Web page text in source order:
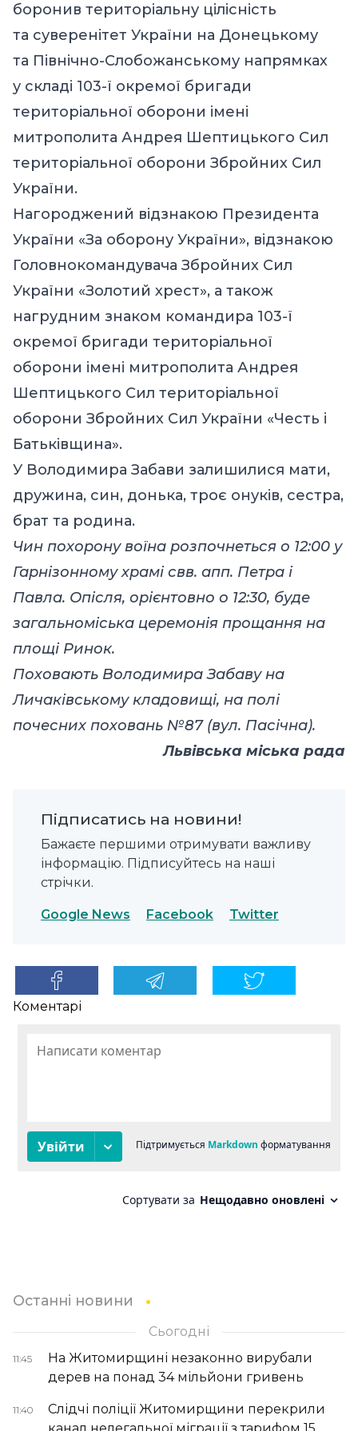
боронив територіальну цілісність
та суверенітет України на Донецькому
та Північно-Слобожанському напрямках
у складі 103-ї окремої бригади
територіальної оборони імені
митрополита Андрея Шептицького Сил
територіальної оборони Збройних Сил
України.
Нагороджений відзнакою Президента
України «За оборону України», відзнакою
Головнокомандувача Збройних Сил
України «Золотий хрест», а також
нагрудним знаком командира 103-ї
окремої бригади територіальної
оборони імені митрополита Андрея
Шептицького Сил територіальної
оборони Збройних Сил України «Честь і
Батьківщина».
У Володимира Забави залишилися мати,
дружина, син, донька, троє онуків, сестра,
брат та родина.
Чин похорону воїна розпочнеться о 12:00 у
Гарнізонному храмі свв. апп. Петра і
Павла. Опісля, орієнтовно о 12:30, буде
загальноміська церемонія прощання на
площі Ринок.
Поховають Володимира Забаву на
Личаківському кладовищі, на полі
почесних поховань №87 (вул. Пасічна).
Львівська міська рада
Підписатись на новини!
Бажаєте першими отримувати важливу
інформацію. Підписуйтесь на наші
стрічки.
Google News Facebook Twitter
Коментарі
Останні новини
Сьогодні
11:45
На Житомирщині незаконно вирубали
дерев на понад 34 мільйони гривень
11:40
Слідчі поліції Житомирщини перекрили